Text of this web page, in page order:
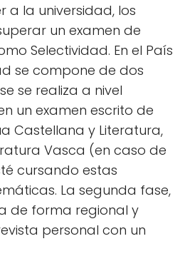
la universidad, los
un examen de
Selectividad. En el País
se compone de dos
se realiza a nivel
un examen escrito de
Castellana y Literatura,
Vasca (en caso de
cursando estas
La segunda fase,
de forma regional y
personal con un